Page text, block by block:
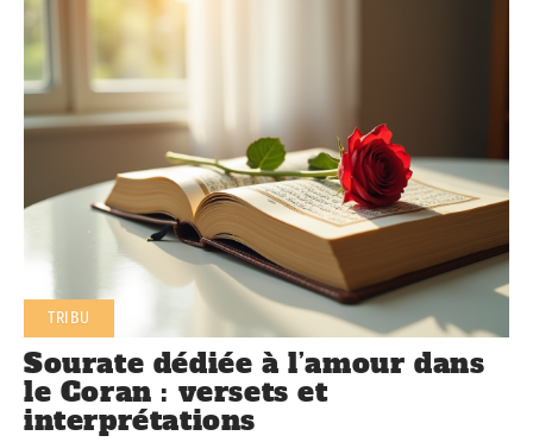
TRIBU
Sourate dédiée à l’amour dans
le Coran : versets et
interprétations